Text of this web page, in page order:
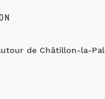
de Châtillon-la-